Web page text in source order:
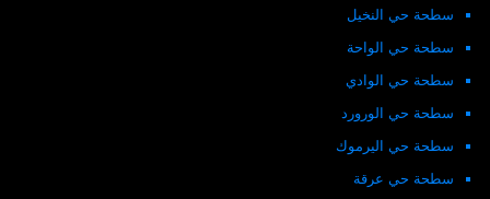
سطحة حي النخيل
سطحة حي الواحة
سطحة حي الوادي
سطحة حي الورورد
سطحة حي اليرموك
سطحة حي عرقة